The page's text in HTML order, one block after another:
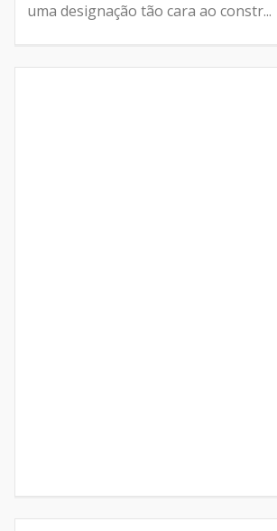
uma designação tão cara ao constr...